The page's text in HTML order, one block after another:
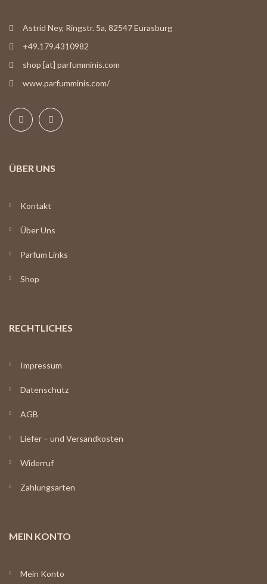
Astrid Ney, Ringstr. 5a, 82547 Eurasburg
+49.179.4310982
shop [at] parfumminis.com
www.parfumminis.com/
ÜBER UNS
Kontakt
Über Uns
Parfum Links
Shop
RECHTLICHES
Impressum
Datenschutz
AGB
Liefer – und Versandkosten
Widerruf
Zahlungsarten
MEIN KONTO
Mein Konto